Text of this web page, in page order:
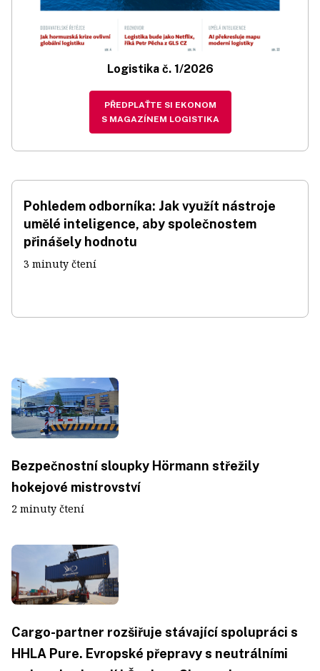
Logistika č. 1/2026
PŘEDPLAŤTE SI EKONOM
S MAGAZÍNEM LOGISTIKA
Pohledem odborníka: Jak využít nástroje
umělé inteligence, aby společnostem
přinášely hodnotu
3 minuty čtení
Bezpečnostní sloupky Hörmann střežily
hokejové mistrovství
2 minuty čtení
Cargo-partner rozšiřuje stávající spolupráci s
HHLA Pure. Evropské přepravy s neutrálními